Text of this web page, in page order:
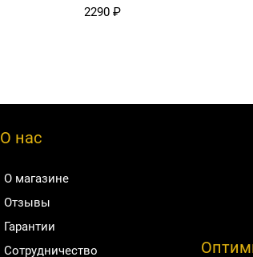
2290 ₽
О нас
О магазине
Отзывы
Гарантии
Сотрудничество